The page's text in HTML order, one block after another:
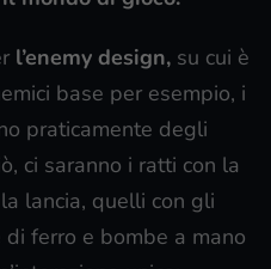
l’enemy design, su cui è
base per esempio, i
praticamente degli
ci saranno i ratti con la
lancia, quelli con gli
ferro e bombe a mano